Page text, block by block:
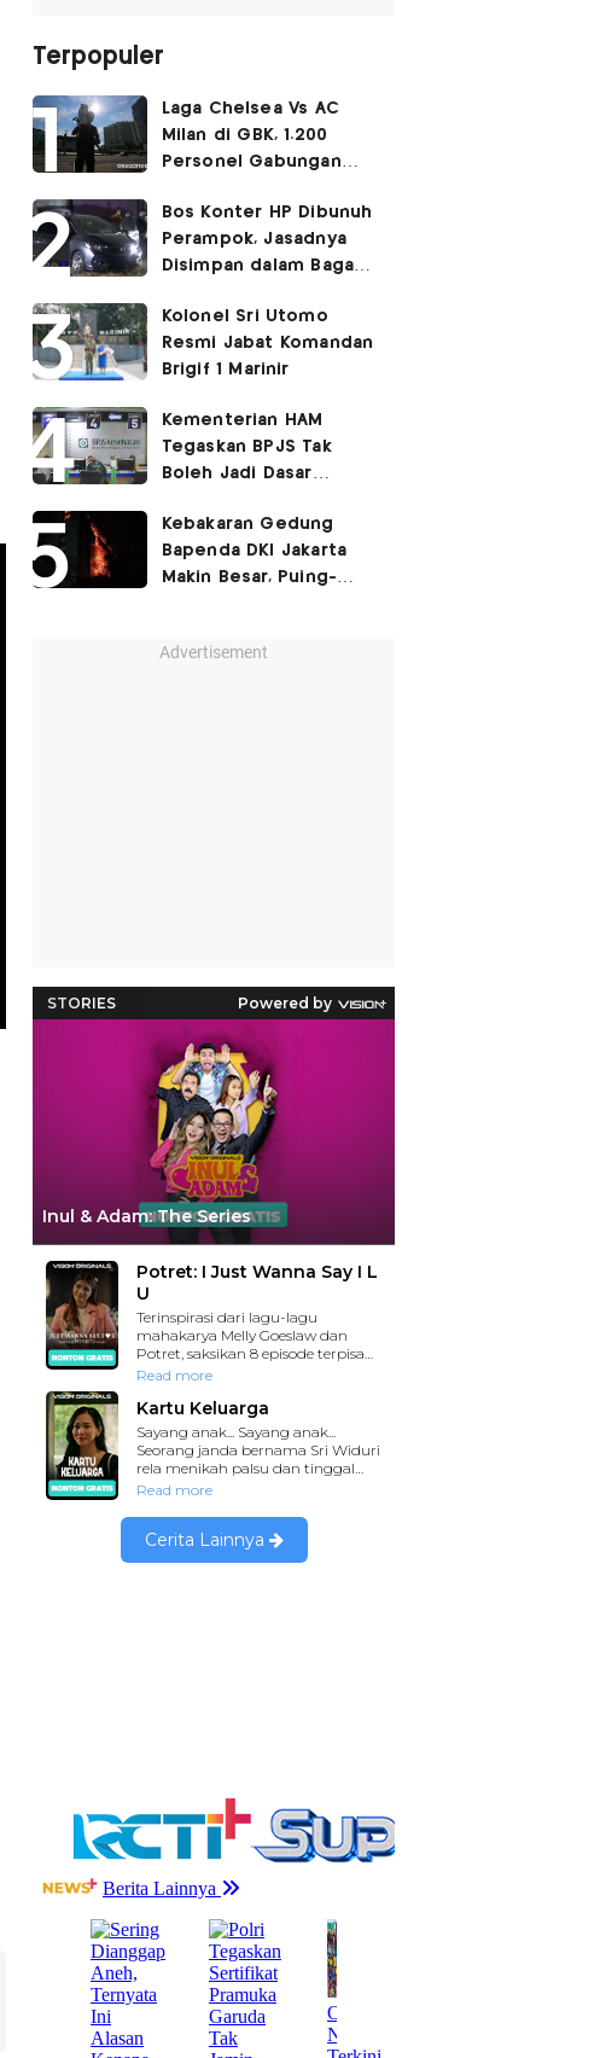
Terpopuler
Laga Chelsea Vs AC
Milan di GBK, 1.200
Personel Gabungan
Bos Konter HP Dibunuh
Perampok, Jasadnya
Disimpan dalam Bagasi
Kolonel Sri Utomo
Resmi Jabat Komandan
Brigif 1 Marinir
Kementerian HAM
Tegaskan BPJS Tak
Boleh Jadi Dasar
Layanan Kesehatan
Kebakaran Gedung
Bapenda DKI Jakarta
Makin Besar, Puing-
Advertisement